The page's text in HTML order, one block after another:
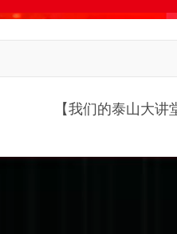
【我们的泰山大